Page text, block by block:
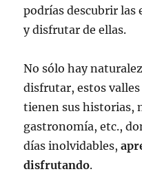
podrías descubrir las
y disfrutar de ellas.
No sólo hay
disfrutar, estos
tienen sus historias,
gastronomía, etc.,
días inolvidables,
disfrutando.